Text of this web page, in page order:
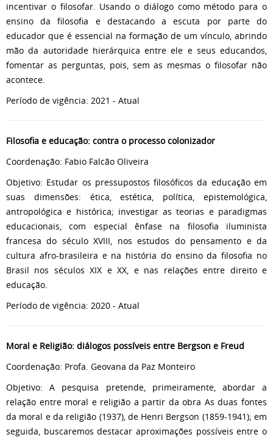
incentivar o filosofar. Usando o diálogo como método para o
ensino da filosofia e destacando a escuta por parte do
educador que é essencial na formação de um vínculo, abrindo
mão da autoridade hierárquica entre ele e seus educandos,
fomentar as perguntas, pois, sem as mesmas o filosofar não
acontece.
Período de vigência: 2021 - Atual
Filosofia e educação: contra o processo colonizador
Coordenação: Fabio Falcão Oliveira
Objetivo: Estudar os pressupostos filosóficos da educação em
suas dimensões: ética, estética, política, epistemológica,
antropológica e histórica; investigar as teorias e paradigmas
educacionais, com especial ênfase na filosofia iluminista
francesa do século XVIII, nos estudos do pensamento e da
cultura afro-brasileira e na história do ensino da filosofia no
Brasil nos séculos XIX e XX, e nas relações entre direito e
educação.
Período de vigência: 2020 - Atual
Moral e Religião: diálogos possíveis entre Bergson e Freud
Coordenação: Profa. Geovana da Paz Monteiro
Objetivo: A pesquisa pretende, primeiramente, abordar a
relação entre moral e religião a partir da obra As duas fontes
da moral e da religião (1937), de Henri Bergson (1859-1941); em
seguida, buscaremos destacar aproximações possíveis entre o